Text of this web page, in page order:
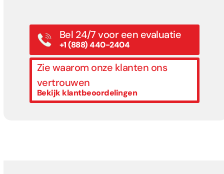
Bel 24/7 voor een evaluatie
+1 (888) 440-2404
Zie waarom onze klanten ons
vertrouwen
Bekijk klantbeoordelingen